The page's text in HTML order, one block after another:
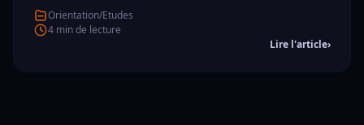
Orientation/Etudes
4 min de lecture
Lire l'article›